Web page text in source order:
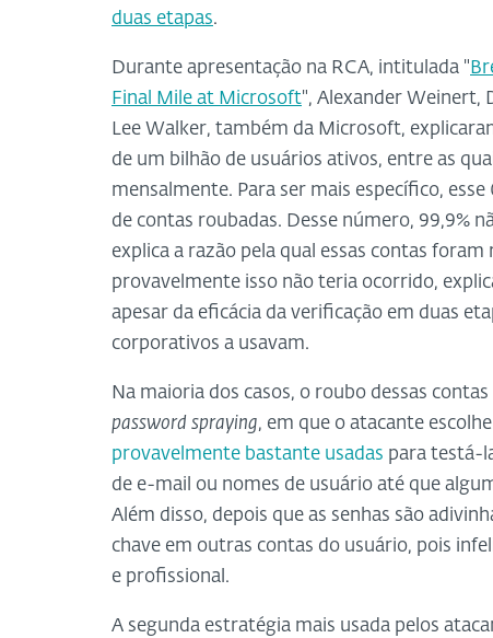
duas etapas.
Durante apresentação na RCA, intitulada "
Final Mile at Microsoft", Alexander Weinert,
Lee Walker, também da Microsoft,
de um bilhão de usuários ativos, entre as
mensalmente. Para ser mais específico,
de contas roubadas. Desse número, 99,9%
explica a razão pela qual essas contas
provavelmente isso não teria ocorrido,
apesar da eficácia da verificação em duas
corporativos a usavam.
Na maioria dos casos, o roubo dessas
password spraying, em que o atacante
provavelmente bastante usadas para testá-
de e-mail ou nomes de usuário até que
Além disso, depois que as senhas são
chave em outras contas do usuário, pois
e profissional.
A segunda estratégia mais usada pelos